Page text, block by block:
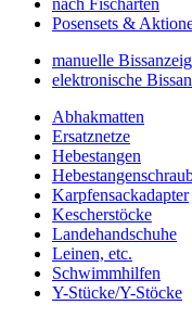
Posensets &
manuelle
elektronische
Abhakmatten
Ersatznetze
Hebestangen
Karpfensackadapter
Kescherstöcke
Landehandschuhe
Leinen, etc.
Schwimmhilfen
Y-Stücke/Y-Stöcke